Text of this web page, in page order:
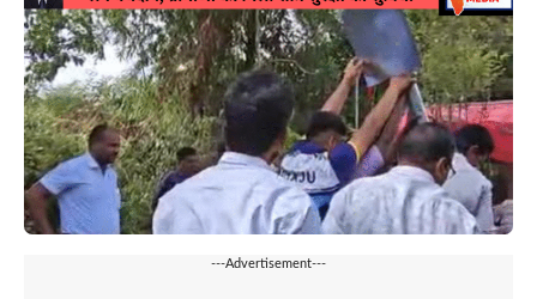
---Advertisement---